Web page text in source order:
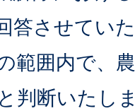
答させてい
範囲内で、
判断いたし